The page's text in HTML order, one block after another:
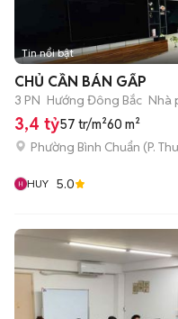
Tin nổi bật
CHỦ CẦN BÁN GẤP
3 PN Hướng Đông Bắc Nhà
3,4 tỷ57 tr/m²60 m²
Phường Bình Chuẩn (P.
HUY 5.0